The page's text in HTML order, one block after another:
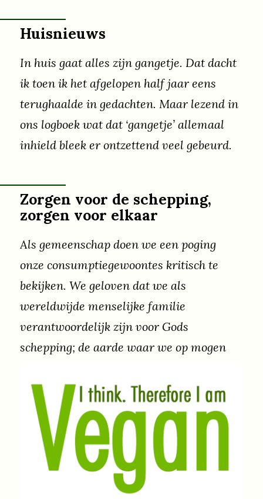
Huisnieuws
In huis gaat alles zijn gangetje. Dat dacht
ik toen ik het afgelopen half jaar eens
terughaalde in gedachten. Maar lezend in
ons logboek wat dat ‘gangetje’ allemaal
inhield bleek er ontzettend veel gebeurd.
Zorgen voor de schepping,
zorgen voor elkaar
Als gemeenschap doen we een poging
onze consumptiegewoontes kritisch te
bekijken. We geloven dat we als
wereldwijde menselijke familie
verantwoordelijk zijn voor Gods
schepping; de aarde waar we op mogen
zo global geworden dat onze keuze voor
bijvoorbeeld welke bananen we kopen
gevolgen heeft voor onze naasten in Zuid-
Amerika of Afrika. De verbanden zijn
complex en vaak onnavolgbaar. Waar
doen we goed aan, wat heeft effect?